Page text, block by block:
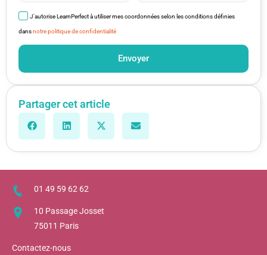
J'autorise LearnPerfect à utiliser mes coordonnées selon les conditions définies
dansnotre politique de confidentialité
Envoyer
Partager cet article
01 49 59 62 62
10 Passage Josset
75011 Paris
Contactez-nous